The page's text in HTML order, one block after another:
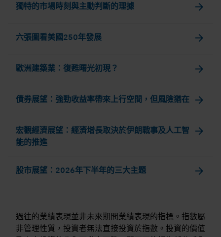
獨特的市場時刻與主動判斷的理據 arrow_forward
六張圖看美國250年發展 arrow_forward
歐洲建築業：復甦曙光初現？ arrow_forward
債券展望：強勁收益率帶來上行空間，但風險猶在 arrow_forward
宏觀經濟展望：經濟增長取決於伊朗戰事及人工智
能的推進
arrow_forward
股市展望：2026年下半年的三大主題 arrow_forward
過往的業績表現並非未來期間業績表現的指標。指數屬
非管理性質，投資者無法直接投資於指數。投資的價值